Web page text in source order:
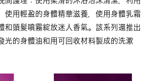
使用輕盈的身體精華滋養，使用身體乳霜
和頭髮噴霧綻放迷人香氣。該系列還推出
光的身體油和用可回收材料製成的洗漱